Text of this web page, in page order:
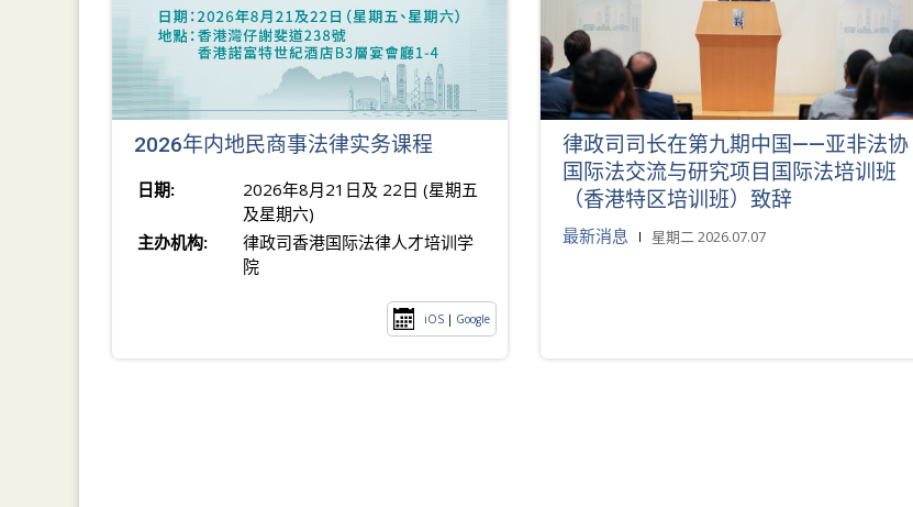
2026年内地民商事法律实务课程
日期:
2026年8月21日及 22日 (星期五
及星期六)
主办机构:
律政司香港国际法律人才培训学
院
iOS | Google
律政司司长在第九期中国——亚非法协
国际法交流与研究项目国际法培训班
（香港特区培训班）致辞
最新消息 星期二 2026.07.07